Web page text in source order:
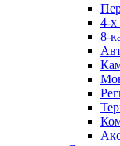
4-х
8-